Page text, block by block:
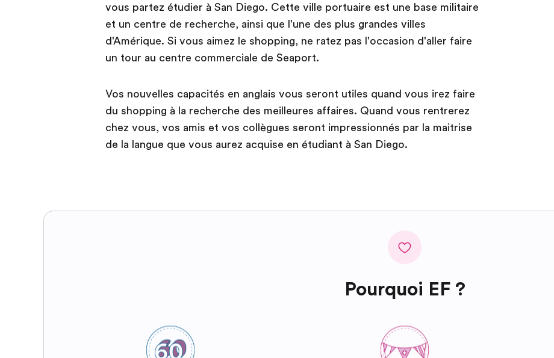
vous partez étudier à San Diego. Cette ville portuaire est une base militaire
et un centre de recherche, ainsi que l'une des plus grandes villes
d'Amérique. Si vous aimez le shopping, ne ratez pas l'occasion d'aller faire
un tour au centre commerciale de Seaport.
Vos nouvelles capacités en anglais vous seront utiles quand vous irez faire
du shopping à la recherche des meilleures affaires. Quand vous rentrerez
chez vous, vos amis et vos collègues seront impressionnés par la maitrise
de la langue que vous aurez acquise en étudiant à San Diego.
Pourquoi EF ?